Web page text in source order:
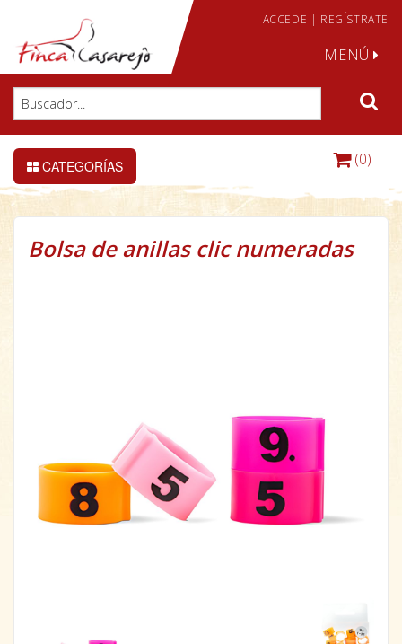
ACCEDE | REGÍSTRATE
MENÚ
CATEGORÍAS (0)
Bolsa de anillas clic numeradas